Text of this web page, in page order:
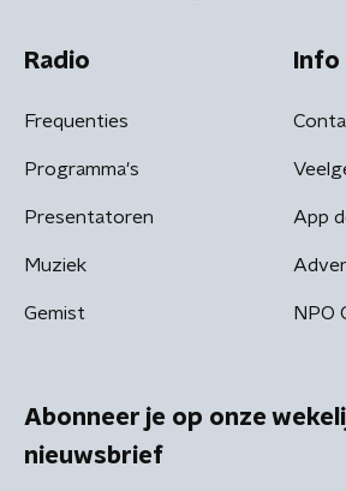
Radio
Frequenties
Programma's
Presentatoren
Muziek
Gemist
Info
App
NPO
Abonneer je op onze
nieuwsbrief